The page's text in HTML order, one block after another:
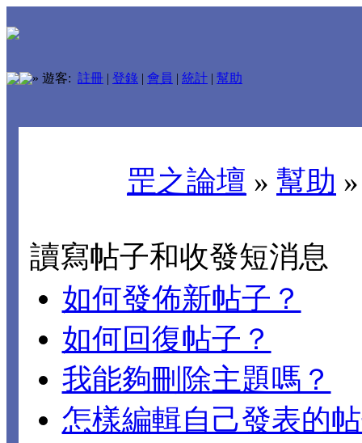
» 遊客: 註冊 | 登錄 | 會員 | 統計 | 幫助
罡之論壇 » 幫助
讀寫帖子和收發短消息
如何發佈新帖子？
如何回復帖子？
我能夠刪除主題嗎？
怎樣編輯自己發表的